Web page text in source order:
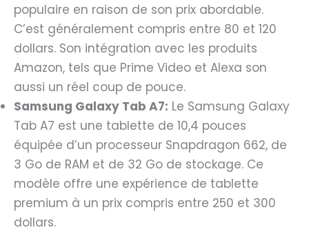
populaire en raison de son prix abordable.
C’est généralement compris entre 80 et 120
dollars. Son intégration avec les produits
Amazon, tels que Prime Video et Alexa son
aussi un réel coup de pouce.
Samsung Galaxy Tab A7: Le Samsung Galaxy
Tab A7 est une tablette de 10,4 pouces
équipée d’un processeur Snapdragon 662, de
3 Go de RAM et de 32 Go de stockage. Ce
modèle offre une expérience de tablette
premium à un prix compris entre 250 et 300
dollars.